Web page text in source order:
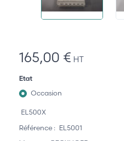
165,00 € HT
Etat
Occasion
EL500X
Référence : EL5001